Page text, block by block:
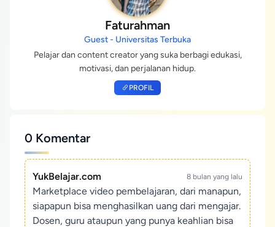
Faturahman
Guest - Universitas Terbuka
Pelajar dan content creator yang suka berbagi edukasi,
motivasi, dan perjalanan hidup.
PROFIL
0 Komentar
YukBelajar.com 8 bulan yang lalu
Marketplace video pembelajaran, dari manapun,
siapapun bisa menghasilkan uang dari mengajar.
Dosen, guru ataupun yang punya keahlian bisa